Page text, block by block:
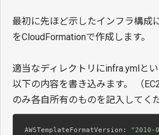
最初に先ほど示したインフラ構成
をCloudFormationで作成します。
適当なディレクトリにinfra.ymlとい
以下の内容を書き込みます。 （
のみ各自所有のものを記入してく
AWSTemplateFormatVersion:
"2010-